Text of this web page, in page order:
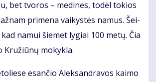
bet tvo­ros – me­di­nės, to­dėl to­kios
pri­me­na vai­kys­tės na­mus. Šei­
na­mui šie­met ly­giai 100 me­tų. Čia
Kru­žiū­nų mo­kyk­la.
esan­čio Alek­san­dra­vos kai­mo